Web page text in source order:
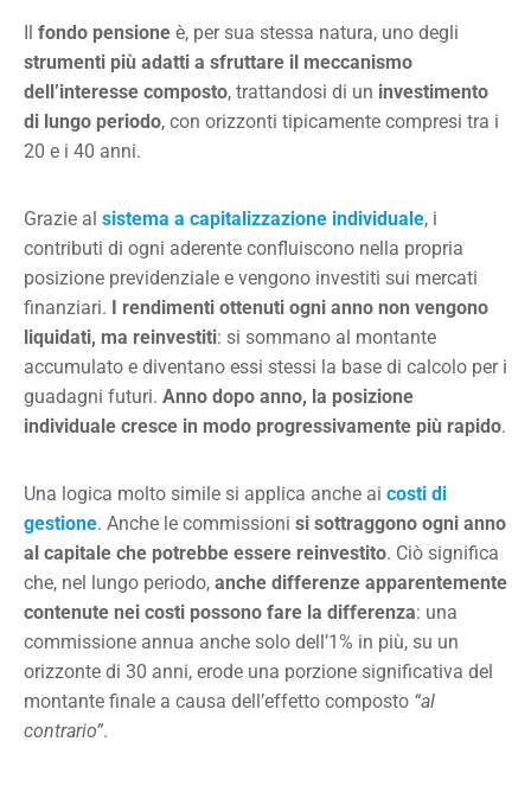
fondo pensione è, per sua stessa natura, uno degli
strumenti più adatti a sfruttare il meccanismo
dell’interesse composto, trattandosi di un investimento
di lungo periodo, con orizzonti tipicamente compresi tra i
20 e i 40 anni.
Grazie al sistema a capitalizzazione individuale, i
contributi di ogni aderente confluiscono nella propria
posizione previdenziale e vengono investiti sui mercati
finanziari.
I rendimenti ottenuti ogni anno non vengono
liquidati, ma reinvestiti: si sommano al montante
accumulato e diventano essi stessi la base di calcolo per i
guadagni futuri. Anno dopo anno, la posizione
individuale cresce in modo progressivamente più rapido.
Una logica molto simile si applica anche ai costi di
gestione. Anche le commissioni si sottraggono ogni anno
al capitale che potrebbe essere reinvestito. Ciò significa
che, nel lungo periodo, anche differenze apparentemente
contenute nei costi possono fare la differenza: una
commissione annua anche solo dell’1% in più, su un
orizzonte di 30 anni, erode una porzione significativa del
montante finale a causa dell’effetto composto “al
contrario”.